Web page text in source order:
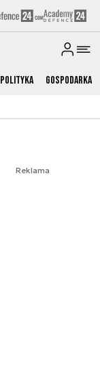
Polityka Gospodarka
Reklama